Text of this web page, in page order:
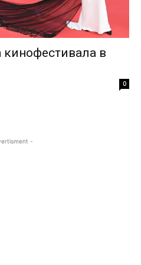
кинофестивала в
0
-